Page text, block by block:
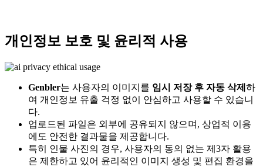
개인정보 보호 및 윤리적 사용
Genbler는 사용자의 이미지를 임시 저장 후 자동 삭제 하
여 개인정보 유출 걱정 없이 안심하고 사용할 수 있습니
다.
업로드된 파일은 외부에 공유되지 않으며, 상업적 이용
에도 안전한 결과물을 제공합니다.
특히 인물 사진의 경우, 사용자의 동의 없는 제3자 활용
은 제한하고 있어 윤리적인 이미지 생성 및 편집 환경을